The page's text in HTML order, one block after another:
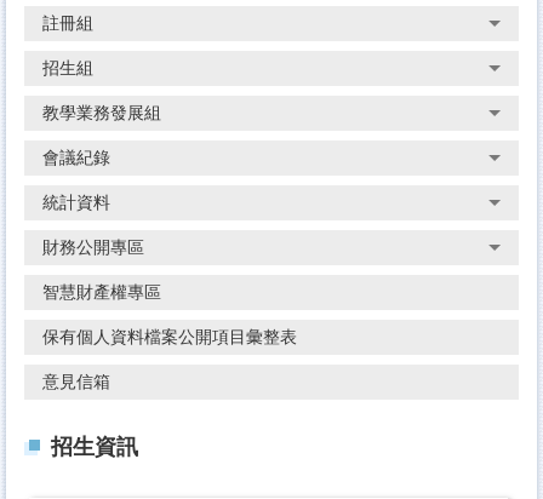
註冊組
招生組
教學業務發展組
會議紀錄
統計資料
財務公開專區
智慧財產權專區
保有個人資料檔案公開項目彙整表
意見信箱
招生資訊